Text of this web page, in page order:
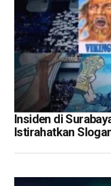
Insiden di
Istirahatkan